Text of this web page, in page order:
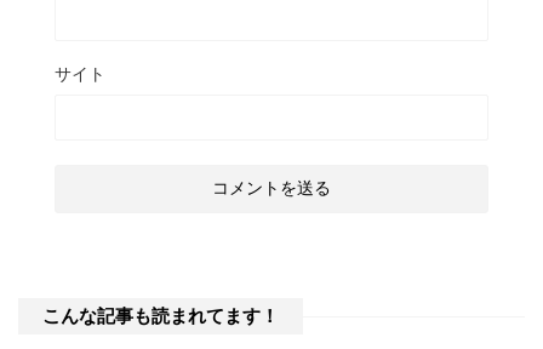
サイト
こんな記事も読まれてます！